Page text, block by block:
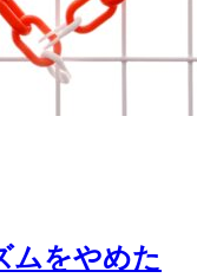
ムをやめた